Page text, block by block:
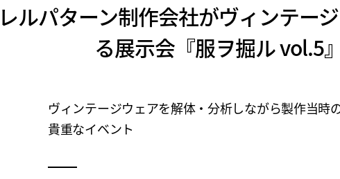
ルパターン制作会社がヴィンテー
る展示会『服ヲ掘ル vol.5
ヴィンテージウェアを解体・分析しながら製作当時
貴重なイベント